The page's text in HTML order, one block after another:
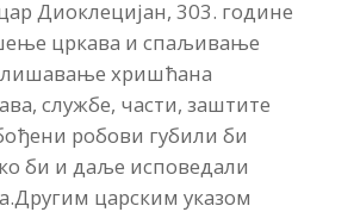
Диоклецијан, 303. године
цркава и спаљивање
лишавање хришћана
службе, части, заштите
робови губили би
би и даље исповедали
царским указом